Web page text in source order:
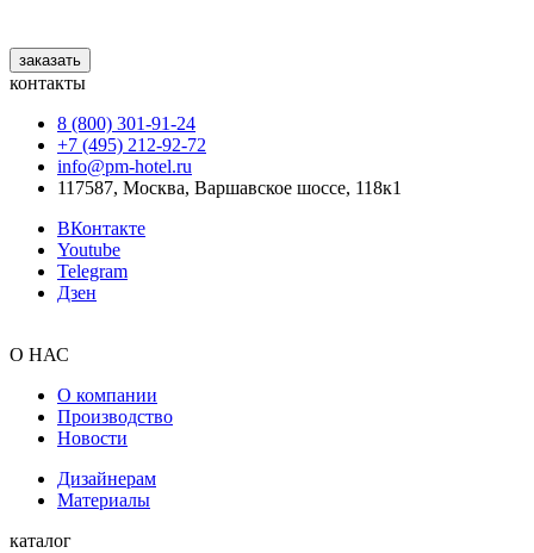
заказать
контакты
8 (800) 301‑91‑24
+7 (495) 212‑92‑72
info@pm-hotel.ru
117587, Москва, Варшавское шоссе, 118к1
ВКонтакте
Youtube
Telegram
Дзен
О НАС
О компании
Производство
Новости
Дизайнерам
Материалы
каталог